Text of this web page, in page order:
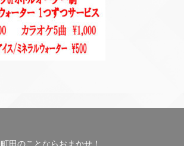
町田のことならおまかせ！